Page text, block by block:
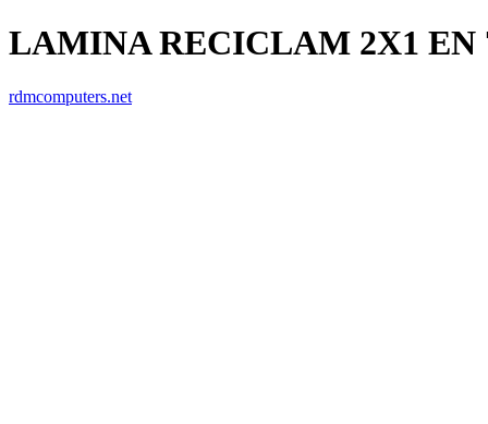
LAMINA RECICLAM 2X1
rdmcomputers.net